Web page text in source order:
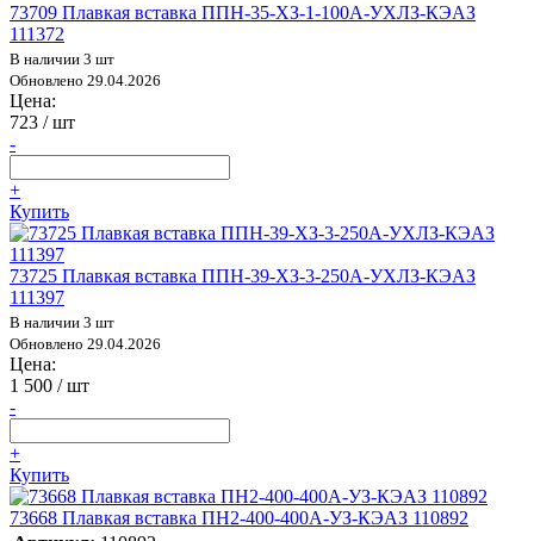
73709 Плавкая вставка ППН-35-ХЗ-1-100А-УХЛЗ-КЭАЗ
111372
В наличии 3 шт
Обновлено 29.04.2026
Цена:
723 / шт
-
+
Купить
73725 Плавкая вставка ППН-39-ХЗ-3-250А-УХЛЗ-КЭАЗ
111397
В наличии 3 шт
Обновлено 29.04.2026
Цена:
1 500 / шт
-
+
Купить
73668 Плавкая вставка ПН2-400-400А-УЗ-КЭАЗ 110892